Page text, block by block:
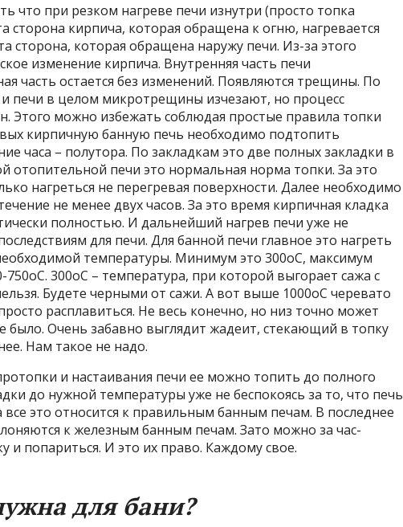
что при резком нагреве печи изнутри (просто топка
сторона кирпича, которая обращена к огню, нагревается
сторона, которая обращена наружу печи. Из-за этого
изменение кирпича. Внутренняя часть печи
часть остается без изменений. Появляются трещины. По
печи в целом микротрещины изчезают, но процесс
Этого можно избежать соблюдая простые правила топки
кирпичную банную печь необходимо подтопить
часа – полутора. По закладкам это две полных закладки в
отопительной печи это нормальная норма топки. За это
нагреться не перегревая поверхности. Далее необходимо
не менее двух часов. За это время кирпичная кладка
полностью. И дальнейший нагрев печи уже не
для печи. Для банной печи главное это нагреть
температуры. Минимум это 300оС, максимум
300оС – температура, при которой выгорает сажа с
Будете черными от сажи. А вот выше 1000оС черевато
расплавиться. Не весь конечно, но низ точно может
было. Очень забавно выглядит жадеит, стекающий в топку
Нам такое не надо.
и настаивания печи ее можно топить до полного
до нужной температуры уже не беспокоясь за то, что печь
это относится к правильным банным печам. В последнее
к железным банным печам. Зато можно за час-
и попариться. И это их право. Каждому свое.
для бани?